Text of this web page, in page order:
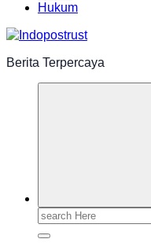
Hukum
Berita Terpercaya
Search